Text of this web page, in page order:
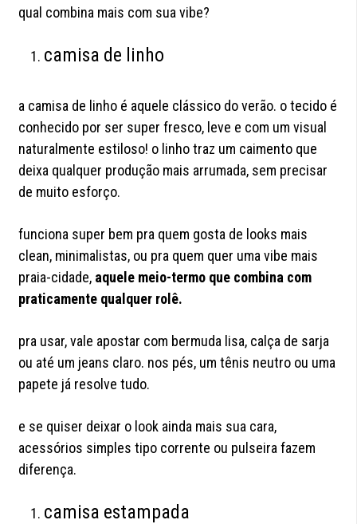
qual combina mais com sua vibe?
camisa de linho
a camisa de linho é aquele clássico do verão. o tecido é
conhecido por ser super fresco, leve e com um visual
naturalmente estiloso! o linho traz um caimento que
deixa qualquer produção mais arrumada, sem precisar
de muito esforço.
funciona super bem pra quem gosta de looks mais
clean, minimalistas, ou pra quem quer uma vibe mais
praia-cidade, aquele meio-termo que combina com
praticamente qualquer rolê.
pra usar, vale apostar com bermuda lisa, calça de sarja
ou até um jeans claro. nos pés, um tênis neutro ou uma
papete já resolve tudo.
e se quiser deixar o look ainda mais sua cara,
acessórios simples tipo corrente ou pulseira fazem
diferença.
camisa estampada